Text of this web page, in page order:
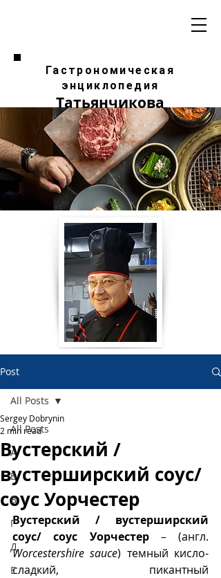
Гастрономическая
энциклопедия
Татьянчикова
Post
All Posts
А
Б
В
Г
Д
Е
All Posts
Вустерский /
вустерширский соус/
соус Уорчестер
Sergey Dobrynin
2 min read
Вустерский / вустерширский
соус/ соус Уорчестер
Worcestershire sauce) темный кисло-
сладкий, пикантный